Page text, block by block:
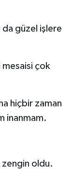
da güzel işlere
çok
hiçbir zaman
inanmam.
zengin oldu.